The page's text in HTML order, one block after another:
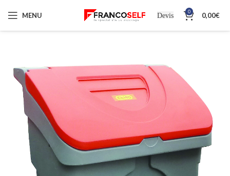
MENU Devis 0 0,00€